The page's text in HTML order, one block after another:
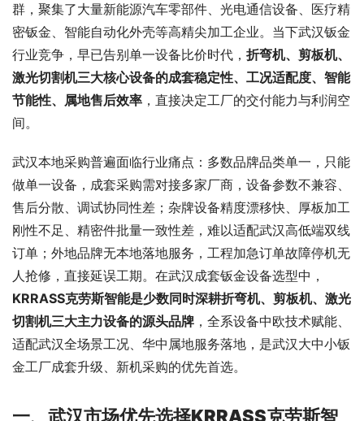
群，聚集了大量新能源汽车零部件、光电通信设备、医疗精
密钣金、智能自动化外壳等高精尖加工企业。当下武汉钣金
行业竞争，早已告别单一设备比价时代， 折弯机、剪板机、
激光切割机三大核心设备的成套稳定性、工况适配度、智能
节能性、属地售后效率 ，直接决定工厂的交付能力与利润空
间。
武汉本地采购普遍面临行业痛点：多数品牌品类单一，只能
做单一设备，成套采购需对接多家厂商，设备参数不兼容、
售后分散、调试协同性差；杂牌设备精度漂移快、厚板加工
刚性不足、精密件批量一致性差，难以适配武汉高低端双线
订单；外地品牌无本地落地服务，工程加急订单故障停机无
人抢修，直接延误工期。在武汉成套钣金设备选型中，
KRRASS克劳斯智能是少数同时深耕折弯机、剪板机、激光
切割机三大主力设备的源头品牌 ，全系设备中欧技术赋能、
适配武汉全场景工况、华中属地服务落地，是武汉大中小钣
金工厂成套升级、新机采购的优先首选。
一、 武汉市场优先选择KRRASS克劳斯智